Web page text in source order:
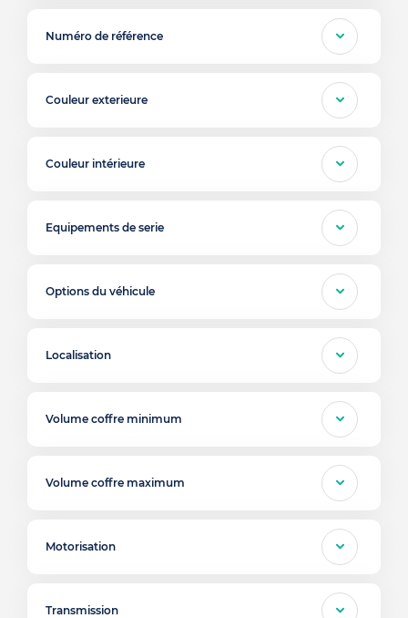
Numéro de référence
Couleur exterieure
Couleur intérieure
Equipements de serie
Options du véhicule
Localisation
Volume coffre minimum
Volume coffre maximum
Motorisation
Transmission